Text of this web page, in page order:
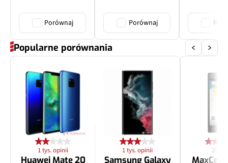
Porównaj Porównaj
Popularne porównania
1 tys. opinii
Huawei Mate 20
1 tys. opinii
Samsung Galaxy
28